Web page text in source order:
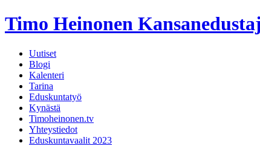
Timo Heinonen
Uutiset
Blogi
Kalenteri
Tarina
Eduskuntatyö
Kynästä
Timoheinonen.tv
Yhteystiedot
Eduskuntavaalit 2023